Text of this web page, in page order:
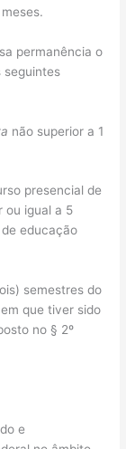
permanência o
seguintes
não superior a 1
presencial de
ou igual a 5
educação
semestres do
que tiver sido
no § 2º
e